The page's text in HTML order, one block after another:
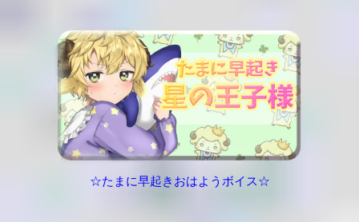
☆たまに早起きおはようボイス☆